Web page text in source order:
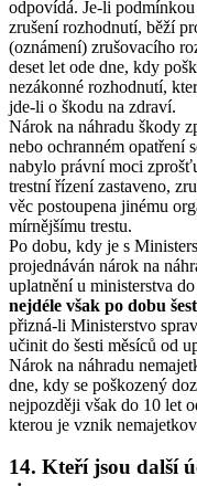
odpovídá. Je-li
zrušení rozhodnutí, běží
(oznámení) zrušovacího
deset let ode dne, kdy
nezákonné rozhodnutí,
jde-li o škodu na zdraví.
Nárok na náhradu škody
nebo ochranném opatření
nabylo právní moci
trestní řízení zastaveno,
věc postoupena jinému
mírnějšímu trestu.
Po dobu, kdy je s
projednáván nárok na
uplatnění u ministerstva
nejdéle však po dobu
přizná-li Ministerstvo
učinit do šesti měsíců od
Nárok na náhradu
dne, kdy se poškozený
nejpozději však do 10 let
kterou je vznik
14. Kteří jsou další